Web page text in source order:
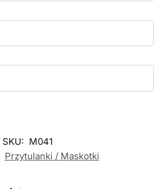
SKU: M041
Przytulanki / Maskotki